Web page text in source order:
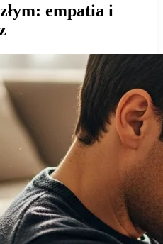
empatia i